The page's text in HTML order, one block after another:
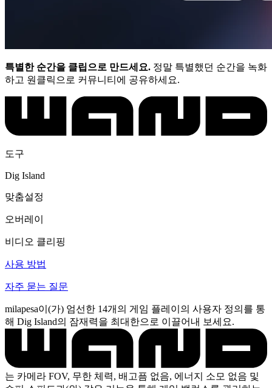
특별한 순간을 클립으로 만드세요. 정말 특별했던 순간을 녹화
하고 원클릭으로 커뮤니티에 공유하세요.
도구
Dig Island
맞춤설정
오버레이
비디오 클리핑
사용 방법
자주 묻는 질문
milapesa이(가) 엄선한 14개의 게임 플레이의 사용자 정의를 통
해 Dig Island의 잠재력을 최대한으로 이끌어내 보세요.
는 카메라 FOV, 무한 체력, 배고픔 없음, 에너지 소모 없음 및